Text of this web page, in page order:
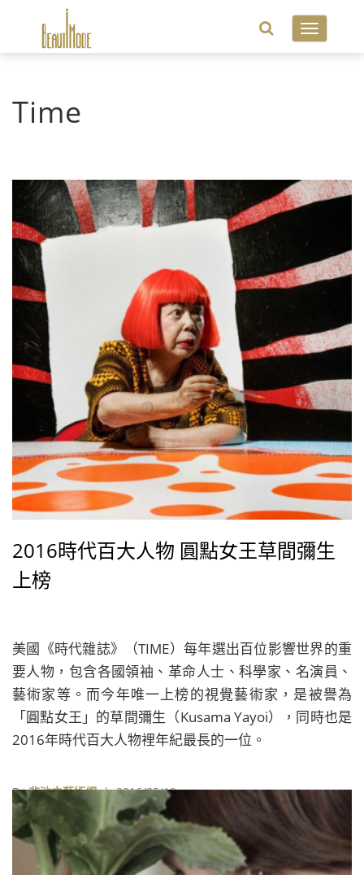
Toggle
Time
2016時代百大人物 圓點女王草間彌生
上榜
美國《時代雜誌》（TIME）每年選出百位影響世界的重
要人物，包含各國領袖、革命人士、科學家、名演員、
藝術家等。而今年唯一上榜的視覺藝術家，是被譽為
「圓點女王」的草間彌生（Kusama Yayoi），同時也是
2016年時代百大人物裡年紀最長的一位。
By非池中藝術網| 2016/05/19